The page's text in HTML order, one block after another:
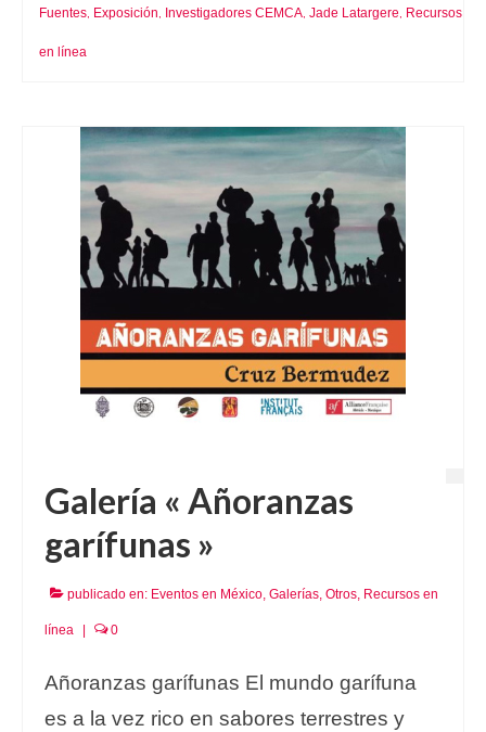
Fuentes, Exposición, Investigadores CEMCA, Jade Latargere, Recursos
en línea
Galería « Añoranzas
garífunas »
publicado en: Eventos en México, Galerías, Otros, Recursos en
línea 0
Añoranzas garífunas El mundo garífuna
es a la vez rico en sabores terrestres y